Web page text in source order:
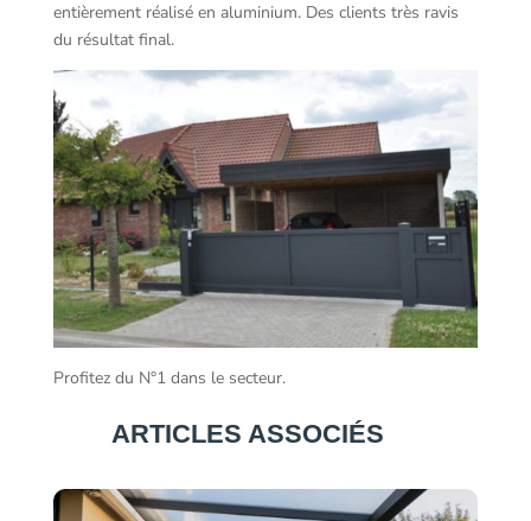
entièrement réalisé en aluminium. Des clients très ravis
du résultat final.
Profitez du N°1 dans le secteur.
ARTICLES ASSOCIÉS